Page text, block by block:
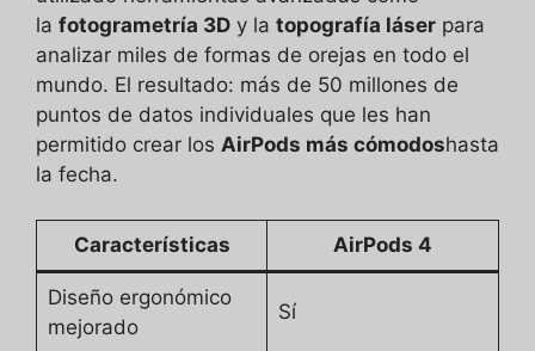
la fotogrametría 3D y la topografía láser para
analizar miles de formas de orejas en todo el
mundo. El resultado: más de 50 millones de
puntos de datos individuales que les han
permitido crear los AirPods más cómodoshasta
la fecha.
Características AirPods 4
Diseño ergonómico
mejorado
Sí